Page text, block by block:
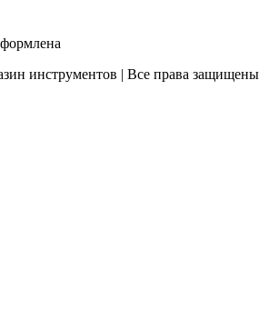
инструментов | Все права защищены